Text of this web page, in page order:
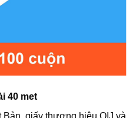
40 met
giấy thương hiệu OIJ và